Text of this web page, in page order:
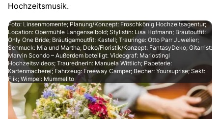
Hochzeitsmusik.
Foto: Linsenmomente; Planung/Konzept: Froschkönig Hochzeitsagentur;
Location: Obermühle Langenselbold; Stylistin: Lisa Hofmann; Brautoutfit:
Only One Bride; Bräutigamoutfit: Kastell; Trauringe: Otto Parr Juwelier;
Schmuck: Mia und Martha; Deko/Floristik/Konzept: FantasyDeko; Gitarrist:
Marvin Scondo – Außerdem beteiligt: Videograf: Mariostingl
Hochzeitsvideos; Traurednerin: Manuela Wittlich; Papeterie:
Kartenmacherei; Fahrzeug: Freeway Camper; Becher: Yoursuprise; Sekt:
Flik; Wimpel: Mummelito